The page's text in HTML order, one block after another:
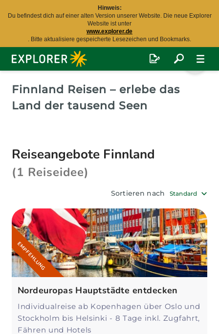
Hinweis:
Du befindest dich auf einer alten Version unserer Website. Die neue Explorer
Website ist unter
www.explorer.de
. Bitte aktualisiere gespeicherte Lesezeichen und Bookmarks.
Explorer
Fernreisen
Finnland Reisen – erlebe das
Land der tausend Seen
Reiseangebote Finnland
(1 Reiseidee)
Sortieren nach Standard
EMPFEHLUNG
Nordeuropas Hauptstädte entdecken
Individualreise ab Kopenhagen über Oslo und
Stockholm bis Helsinki - 8 Tage inkl. Zugfahrt,
Fähren und Hotels